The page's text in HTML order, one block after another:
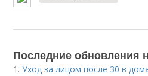
Последние обновления
1.Уход за лицом после 30 в